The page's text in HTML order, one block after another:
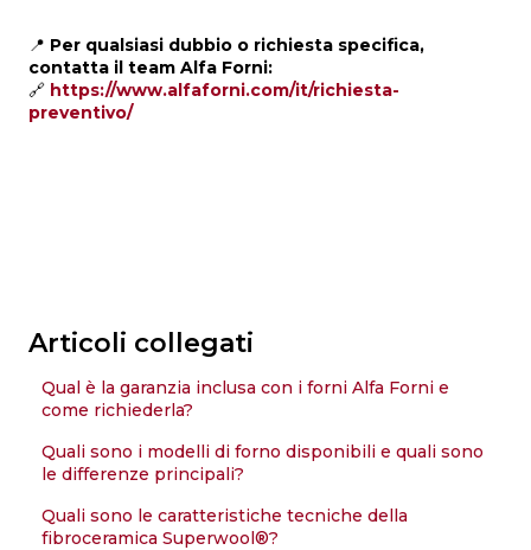
📍 Per qualsiasi dubbio o richiesta specifica,
contatta il team Alfa Forni:
🔗 https://www.alfaforni.com/it/richiesta-
preventivo/
Articoli collegati
Qual è la garanzia inclusa con i forni Alfa Forni e
come richiederla?
Quali sono i modelli di forno disponibili e quali sono
le differenze principali?
Quali sono le caratteristiche tecniche della
fibroceramica Superwool®?